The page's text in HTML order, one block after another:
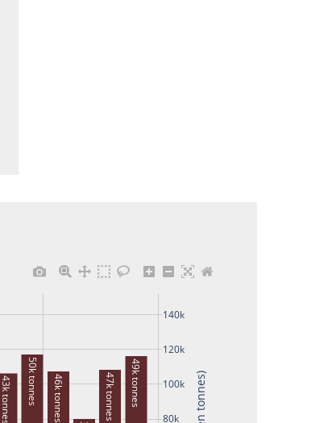
43k tonnes 50k tonnes 46k tonnes
47k tonnes 49k tonnes
80k
100k
120k
140k